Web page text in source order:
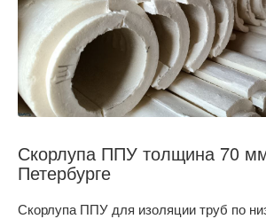
Скорлупа ППУ толщина 70
Петербурге
Скорлупа ППУ для изоляции труб по